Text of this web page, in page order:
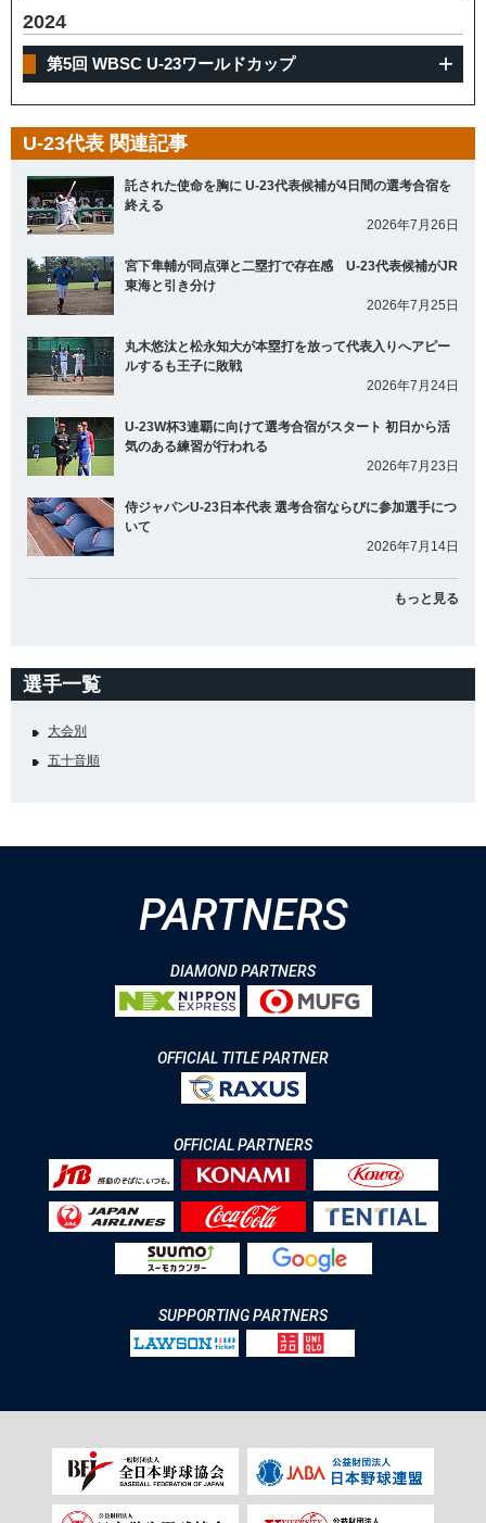
2024
第5回 WBSC U-23ワールドカップ
U-23代表 関連記事
託された使命を胸に U-23代表候補が4日間の選考合宿を
終える
2026年7月26日
宮下隼輔が同点弾と二塁打で存在感 U-23代表候補がJR
東海と引き分け
2026年7月25日
丸木悠汰と松永知大が本塁打を放って代表入りへアピー
ルするも王子に敗戦
2026年7月24日
U-23W杯3連覇に向けて選考合宿がスタート 初日から活
気のある練習が行われる
2026年7月23日
侍ジャパンU-23日本代表 選考合宿ならびに参加選手につ
いて
2026年7月14日
もっと見る
選手一覧
大会別
五十音順
PARTNERS
DIAMOND PARTNERS
OFFICIAL TITLE PARTNER
OFFICIAL PARTNERS
SUPPORTING PARTNERS